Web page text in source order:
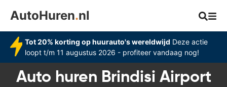
AutoHuren.nl
Tot 20% korting op huurauto's wereldwijd Deze actie
loopt t/m 11 augustus 2026 - profiteer vandaag nog!
Auto huren Brindisi Airport